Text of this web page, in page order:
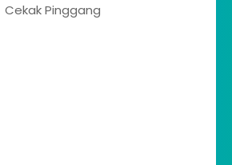
Cekak Pinggang